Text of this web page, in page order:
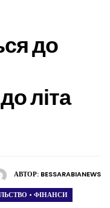
до
літа
АВТОР: BESSARABIANEWS
• ФІНАНСИ